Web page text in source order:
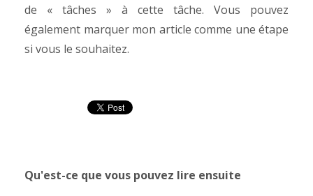
de « tâches » à cette tâche. Vous pouvez
également marquer mon article comme une étape
si vous le souhaitez.
Qu'est-ce que vous pouvez lire ensuite